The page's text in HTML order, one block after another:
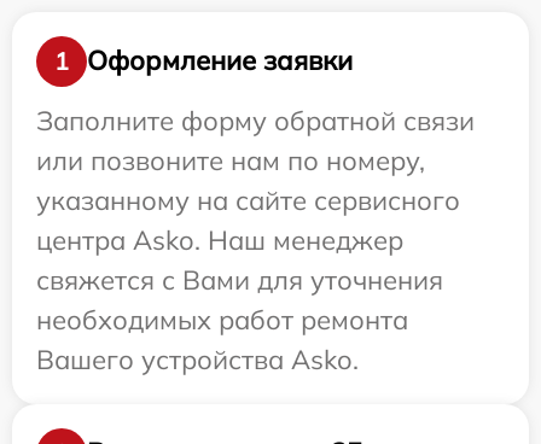
1
Оформление заявки
Заполните форму обратной связи
или позвоните нам по номеру,
указанному на сайте сервисного
центра Asko. Наш менеджер
свяжется с Вами для уточнения
необходимых работ ремонта
Вашего устройства Asko.